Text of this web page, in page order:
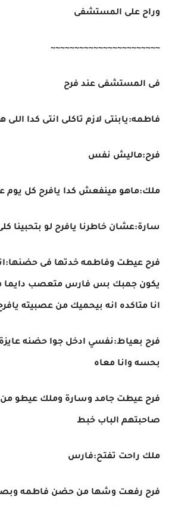
وراح على المستشفى
~~~~~~~~~~~~~~~~~~~~~~~
فى المستشفى عند فرح
فاطمه:يابنتى لازم تاكلى انتى كدا اللى
فرح:ماليش نفس
ملك:ماهو مينفعش كدا يافرح كل يوم
سارة:عشان خاطرنا يافرح لو بتحبينا
فرح عيطت وفاطمه خدتها فى
يكون جمبك بس فارس متعصب دايما
انا متاكده انه بيحميك من عصبيته
فرح بعياط:نفسي ادخل جوا حضنه
بحسه وانا معاه
فرح عيطت جامد وسارة وملك عيطو من
صاحبتهم الباب خبط
ملك راحت تفتح:فارس
فرح رفعت وشها من حضن فاطمه